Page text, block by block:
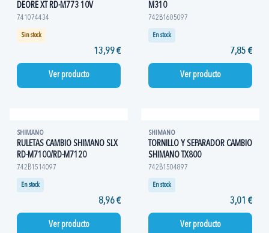
DEORE XT RD-M773 10V
741074434
Sin stock
13,99 €
Ver producto
M310
742B1605097
En stock
7,85 €
Ver producto
SHIMANO
RULETAS CAMBIO SHIMANO SLX
RD-M7100/RD-M7120
742B1514097
En stock
8,96 €
Ver producto
SHIMANO
TORNILLO Y SEPARADOR CAMBIO
SHIMANO TX800
742B1504897
En stock
3,01 €
Ver producto